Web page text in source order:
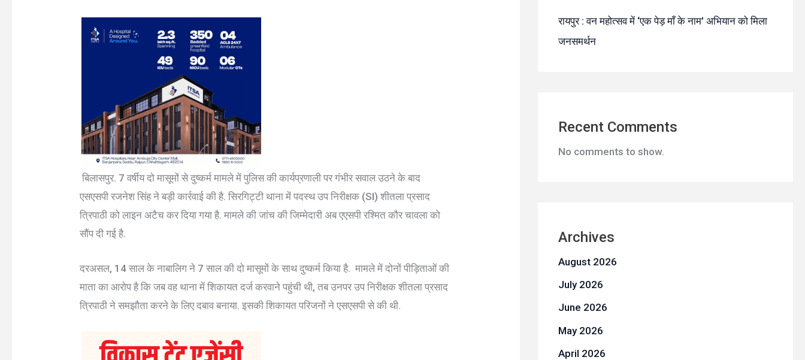
बिलासपुर. 7 वर्षीय दो मासूमों से दुष्कर्म मामले में पुलिस की कार्यप्रणाली पर गंभीर सवाल उठने के बाद
एसएसपी रजनेश सिंह ने बड़ी कार्रवाई की है. सिरगिट्टी थाना में पदस्थ उप निरीक्षक (SI) शीतला प्रसाद
त्रिपाठी को लाइन अटैच कर दिया गया है. मामले की जांच की जिम्मेदारी अब एएसपी रश्मित कौर चावला को
सौंप दी गई है.
दरअसल, 14 साल के नाबालिग ने 7 साल की दो मासूमों के साथ दुष्कर्म किया है. मामले में दोनों पीड़िताओं की
माता का आरोप है कि जब वह थाना में शिकायत दर्ज करवाने पहुंची थी, तब उनपर उप निरीक्षक शीतला प्रसाद
त्रिपाठी ने समझौता करने के लिए दबाव बनाया. इसकी शिकायत परिजनों ने एसएसपी से की थी.
रायपुर : वन महोत्सव में ‘एक पेड़ माँ के नाम’ अभियान को मिला
जनसमर्थन
Recent Comments
No comments to show.
Archives
August 2026
July 2026
June 2026
May 2026
April 2026